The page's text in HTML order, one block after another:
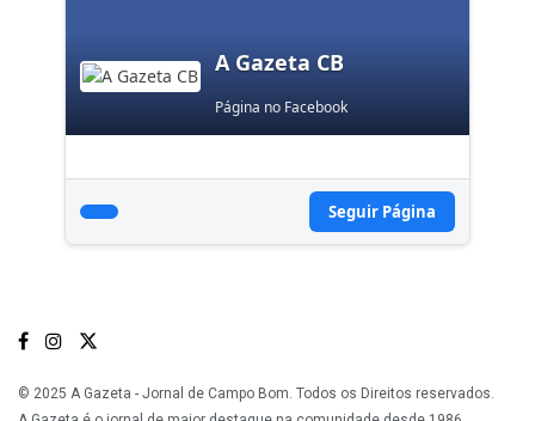
A Gazeta CB
Página no Facebook
Seguir Página
© 2025 A Gazeta - Jornal de Campo Bom. Todos os Direitos reservados.